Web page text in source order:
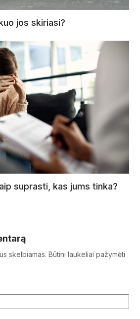
jos skiriasi?
suprasti, kas jums tinka?
skelbiamas. Būtini laukeliai pažymėti